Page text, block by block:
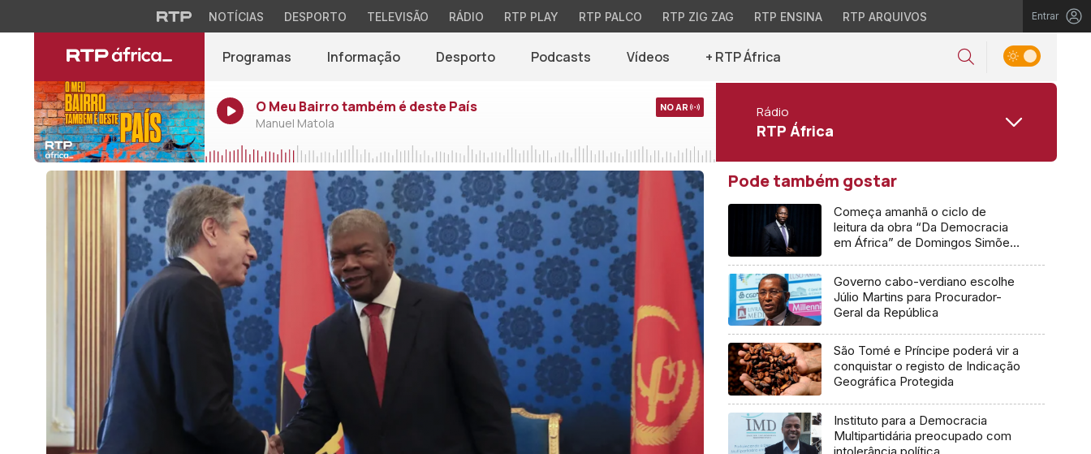
NOTÍCIAS DESPORTO TELEVISÃO RÁDIO RTP PLAY RTP PALCO RTP ZIG ZAG RTP ENSINA RTP ARQUIVOS Entrar
Programas Informação Desporto Podcasts Vídeos + RTP África
O Meu Bairro também é deste País
Manuel Matola
NO AR Rádio
RTP África
Pode também gostar
Começa amanhã o ciclo de
leitura da obra “Da Democracia
em África” de Domingos Simões
Governo cabo-verdiano escolhe
Júlio Martins para Procurador-
Geral da República
São Tomé e Príncipe poderá vir a
conquistar o registo de Indicação
Geográfica Protegida
Instituto para a Democracia
Multipartidária preocupado com